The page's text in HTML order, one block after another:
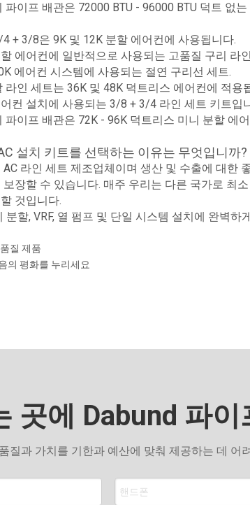
이프 배관은 72000 BTU - 96000 BTU 덕트 없
+ 3/8은 9K 및 12K 분할 에어컨에 사용됩니다.
에어컨에 일반적으로 사용되는 고품질 구리 라
에어컨 시스템에 사용되는 절연 구리선 세트.
인 세트는 36K 및 48K 덕트리스 에어컨에 적용
컨 설치에 사용되는 3/8 + 3/4 라인 세트 키트입
이프 배관은 72K - 96K 덕트리스 미니 분할 에
설치 키트를 선택하는 이유는 무엇입니까?
라인 세트 제조업체이며 생산 및 수출에 대한
장할 수 있습니다. 매주 우리는 다른 국가로 최
것입니다.
분할, VRF, 열 펌프 및 단일 시스템 설치에 완벽하
질 제품
의 평화를 누리세요
곳에 Dabund 파
질과 가치를 기한과 예산에 맞춰 제공하는 데 어